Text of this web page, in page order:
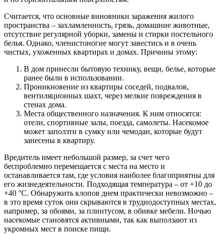
Считается, что основные виновники заражения жилого
пространства – захламленность, грязь, домашние животные,
отсутствие регулярной уборки, замены и стирки постельного
белья. Однако, членистоногие могут завестись и в очень
чистых, ухоженных квартирах и домах. Причины этому:
В дом принесли бытовую технику, вещи, белье, которые
ранее были в использовании.
Проникновение из квартиры соседей, подвалов,
вентиляционных шахт, через мелкие повреждения в
стенах дома.
Места общественного назначения. К ним относятся:
отели, спортивные залы, поезда, самолеты. Насекомое
может заползти в сумку или чемодан, которые будут
занесены в квартиру.
Вредитель имеет небольшой размер, за счет чего
беспроблемно перемещается с места на место и
останавливается там, где условия наиболее благоприятны для
его жизнедеятельности. Подходящая температура – от +10 до
+40 °С. Обнаружить клопов днем практически невозможно –
в это время суток они скрываются в труднодоступных местах,
например, за обоями, за плинтусом, в обивке мебели. Ночью
насекомые становятся активными, так как выползают из
укромных мест в поиске пищи.